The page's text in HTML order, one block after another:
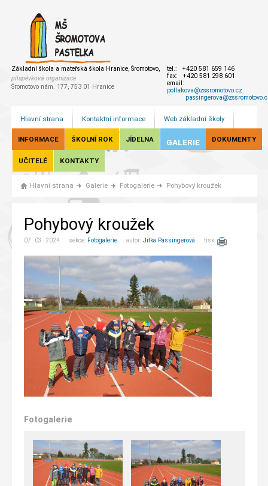
Základní škola a mateřská škola Hranice, Šromotovo,
příspěvková organizace
Šromotovo nám. 177, 753 01 Hranice
tel.: +420 581 659 146
fax: +420 581 298 601
email:
pollakova@zssromotovo.cz
Hlavní strana Kontaktní informace Web základní školy
INFORMACE ŠKOLNÍ ROK JÍDELNA GALERIE DOKUMENTY
UČITELÉ KONTAKTY
Hlavní strana Galerie Fotogalerie Pohybový kroužek
Pohybový kroužek
07. 03. 2024 sekce: Fotogalerie autor: Jitka Passingerová tisk:
Fotogalerie